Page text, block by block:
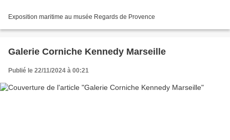
Exposition maritime au musée Regards de Provence
Galerie Corniche Kennedy Marseille
Publié le 22/11/2024 à 00:21